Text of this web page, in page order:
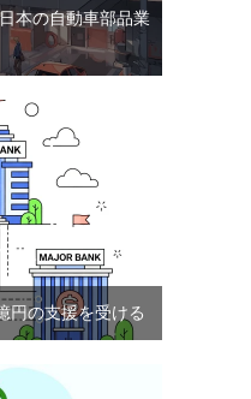
本の自動車部品業
円の支援を受ける